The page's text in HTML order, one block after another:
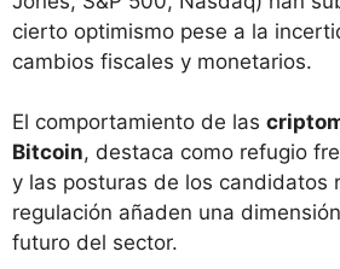
cierto optimismo pese a la
cambios fiscales y monetarios.
El comportamiento de las
Bitcoin, destaca como refugio
y las posturas de los candidatos
regulación añaden una
futuro del sector.